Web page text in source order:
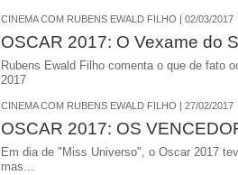
CINEMA COM RUBENS EWALD FILHO | 02/03/2017
OSCAR 2017: O Vexame do
Rubens Ewald Filho comenta o que de fato
2017
CINEMA COM RUBENS EWALD FILHO | 27/02/2017
OSCAR 2017: OS
Em dia de "Miss Universo", o Oscar 2017
mas...